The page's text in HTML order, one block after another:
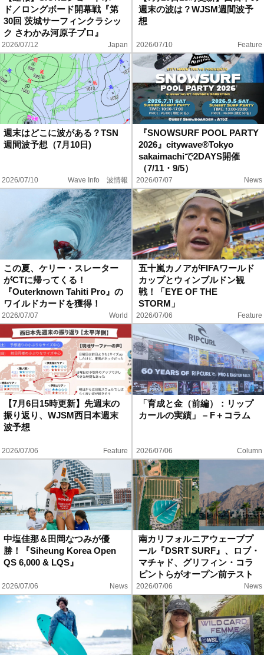
ド／ロングボード開幕戦『第
30回 茨城サーフィンクラシッ
ク さわかみ河原子プロ』
2026/07/12 Japan
週末の波は？WJSM週間波予
想
2026/07/10 Feature
週末はどこに波がある？TSN
週間波予想（7月10日)
2026/07/10 Wave Info 波情報
『SNOWSURF POOL PARTY
2026』citywave®︎Tokyo
sakaimachiで2DAYS開催
（7/11・9/5）
2026/07/07 News
この夏、ケリー・スレーター
がCTに帰ってくる！
『Outerknown Tahiti Pro』の
ワイルドカードを獲得！
2026/07/07 World
五十嵐カノアがFIFAワールド
カップとウィンブルドン観
戦！「EYE OF THE
STORM」
2026/07/06 Feature
【7月6日15時更新】先週末の
振り返り、WJSM西日本週末
波予想
2026/07/06 Feature
「育成と金（前編）：リップ
カールの実績」 – F＋コラム
2026/07/06 Column
中塩佳那＆田岡なつみが優
勝！『Siheung Korea Open
QS 6,000 & LQS』
2026/07/06 News
南カリフォルニアウェーブプ
ール『DSRT SURF』、ロブ・
マチャド、グリフィン・コラ
ピントらがオープン前テスト
に集結
2026/07/06 News